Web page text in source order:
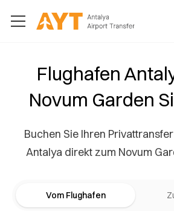
Flughafen
Novum Garden
Buchen Sie Ihren
Antalya direkt zum Novum
Vom Flughafen